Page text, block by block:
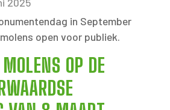
in September
open voor publiek.
MOLENS OP DE